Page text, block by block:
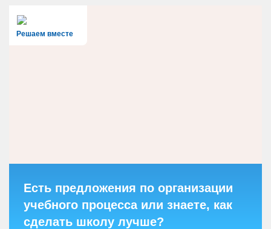
Решаем вместе
Есть предложения по организации
учебного процесса или знаете, как
сделать школу лучше?